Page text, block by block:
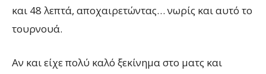
και 48 λεπτά, αποχαιρετώντας… νωρίς και αυτό το
τουρνουά.
Αν και είχε πολύ καλό ξεκίνημα στο ματς και